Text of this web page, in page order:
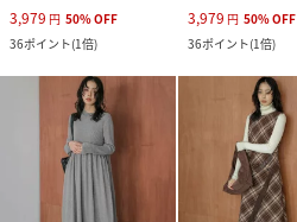
3,979 円 50%OFF
36ポイント(1倍)
3,979 円 50%OFF
36ポイント(1倍)